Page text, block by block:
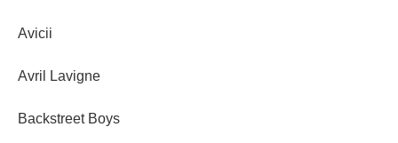
Avicii
Avril Lavigne
Backstreet Boys